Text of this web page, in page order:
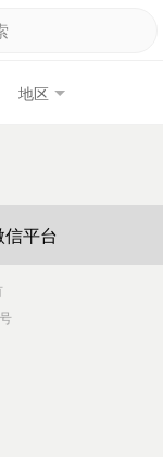
地区
信平台